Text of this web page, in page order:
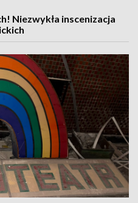
Niezwykła inscenizacja